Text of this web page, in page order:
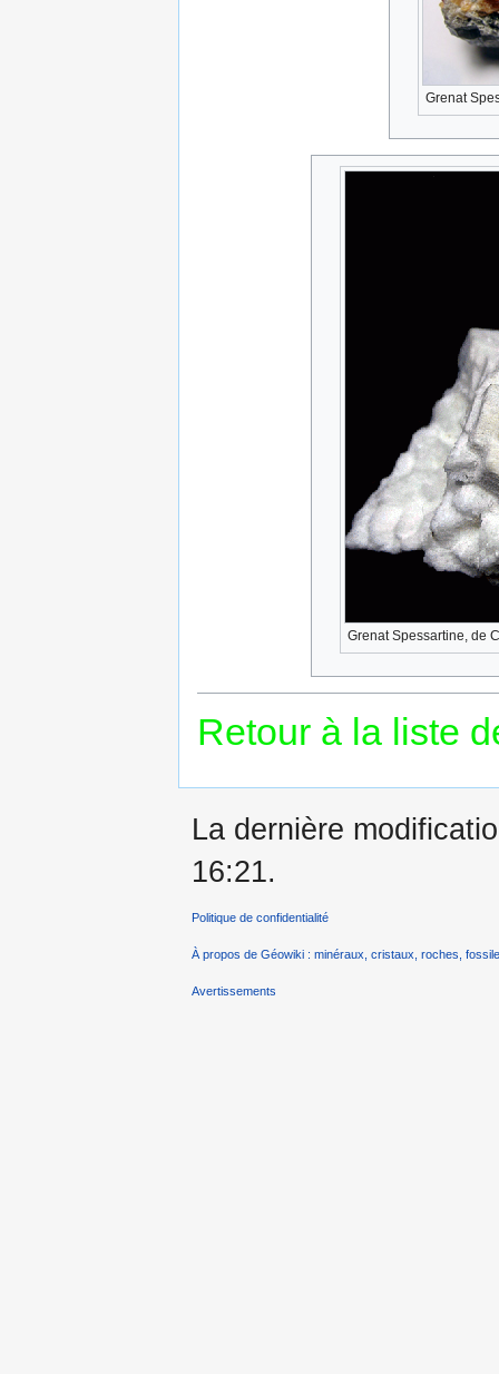
Grenat
Grenat Spessartine, de
Retour à la liste
La dernière
16:21.
Politique de confidentialité
À propos de Géowiki : minéraux, cristaux, roches,
Avertissements